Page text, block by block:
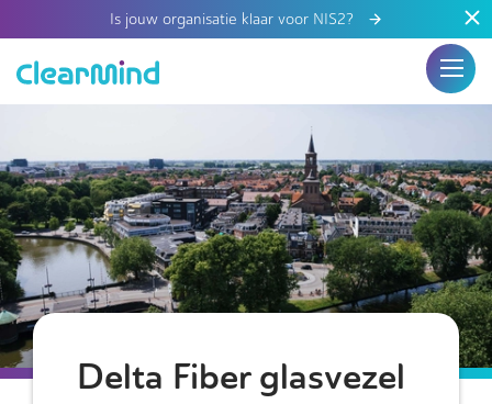
Is jouw organisatie klaar voor NIS2?
Delta Fiber glasvezel